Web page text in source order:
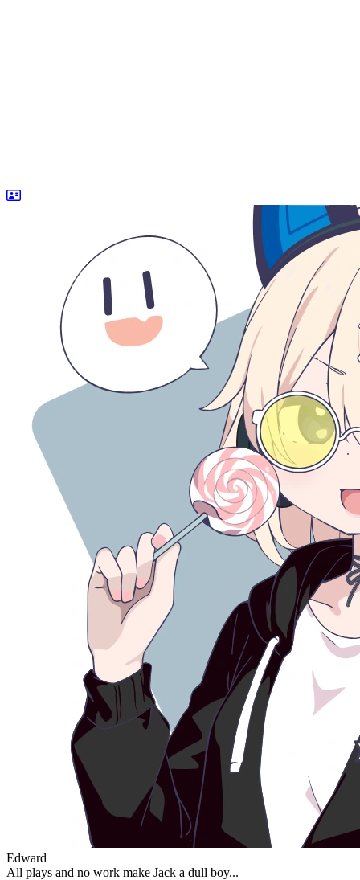
Edward
All plays and no work make Jack a dull boy...